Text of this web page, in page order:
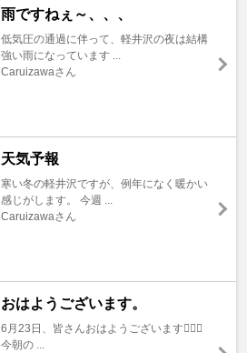
雨ですねぇ～、、、
低気圧の通過に伴って、軽井沢の夜は結構
強い雨になっています ...
Caruizawaさん
天気予報
寒い冬の軽井沢ですが、例年になく暖かい
感じがします。 今週 ...
Caruizawaさん
おはようございます。
6月23日、皆さんおはようございます🙇🏼‍♂️
今朝の ...